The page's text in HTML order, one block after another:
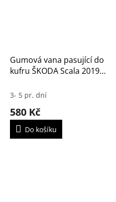
Gumová vana pasující do
kufru ŠKODA Scala 2019-
3- 5 pr. dní
580 Kč
Do košíku